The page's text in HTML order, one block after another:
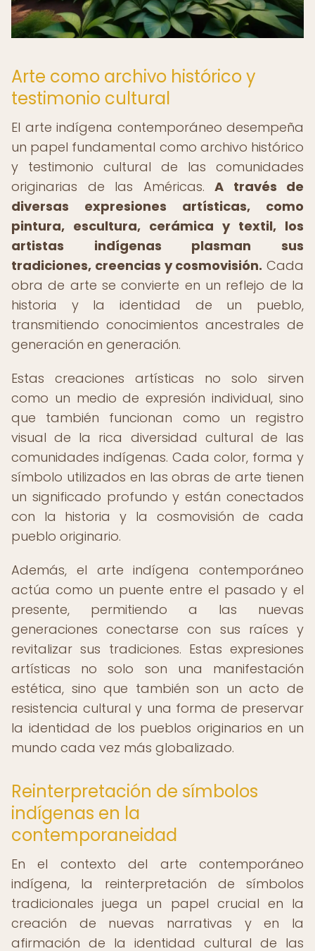
Arte como archivo histórico y
testimonio cultural
El arte indígena contemporáneo desempeña
un papel fundamental como archivo histórico
y testimonio cultural de las comunidades
originarias de las Américas. A través de
diversas expresiones artísticas, como
pintura, escultura, cerámica y textil, los
artistas indígenas plasman sus
tradiciones, creencias y cosmovisión. Cada
obra de arte se convierte en un reflejo de la
historia y la identidad de un pueblo,
transmitiendo conocimientos ancestrales de
generación en generación.
Estas creaciones artísticas no solo sirven
como un medio de expresión individual, sino
que también funcionan como un registro
visual de la rica diversidad cultural de las
comunidades indígenas. Cada color, forma y
símbolo utilizados en las obras de arte tienen
un significado profundo y están conectados
con la historia y la cosmovisión de cada
pueblo originario.
Además, el arte indígena contemporáneo
actúa como un puente entre el pasado y el
presente, permitiendo a las nuevas
generaciones conectarse con sus raíces y
revitalizar sus tradiciones. Estas expresiones
artísticas no solo son una manifestación
estética, sino que también son un acto de
resistencia cultural y una forma de preservar
la identidad de los pueblos originarios en un
mundo cada vez más globalizado.
Reinterpretación de símbolos
indígenas en la
contemporaneidad
En el contexto del arte contemporáneo
indígena, la reinterpretación de símbolos
tradicionales juega un papel crucial en la
creación de nuevas narrativas y en la
afirmación de la identidad cultural de las